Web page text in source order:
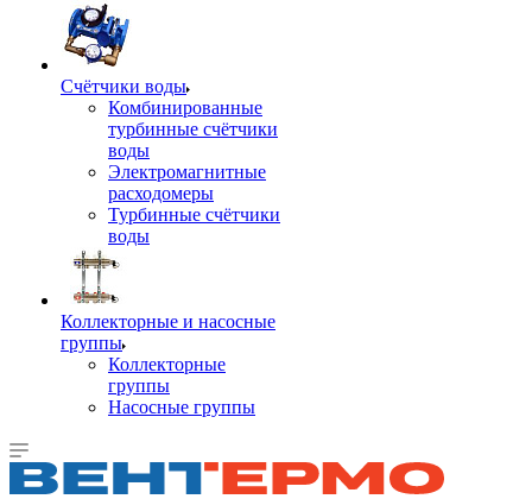
Счётчики воды
Комбинированные
турбинные счётчики
воды
Электромагнитные
расходомеры
Турбинные счётчики
воды
Коллекторные и насосные
группы
Коллекторные
группы
Насосные группы